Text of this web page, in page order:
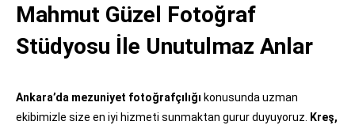
Mahmut Güzel Fotoğraf
Stüdyosu İle Unutulmaz Anlar
Ankara’da mezuniyet fotoğrafçılığı konusunda uzman
ekibimizle size en iyi hizmeti sunmaktan gurur duyuyoruz.
Kreş,